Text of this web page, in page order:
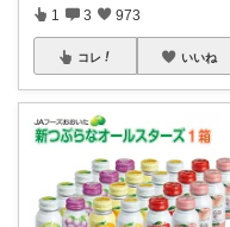
1 3 973
コレ いいね